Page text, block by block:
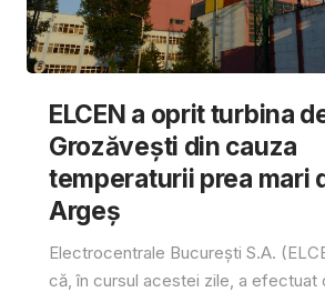
ELCEN a oprit turbina
Grozăvești din cauza
temperaturii prea mari
Argeș
Electrocentrale București S.A.
că, în cursul acestei zile, a efectuat